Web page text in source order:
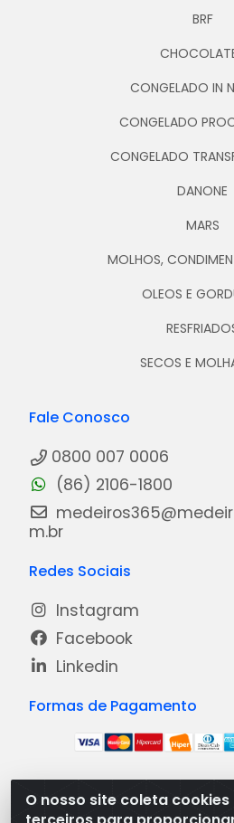
O nosso site coleta
BRF
CONGELADO IN
CONGELADO
CONGELADO
DANONE
MARS
MOLHOS,
OLEOS E
SECOS E
Fale Conosco
0800 007 0006
(86) 2106-1800
m.br
Redes Sociais
Instagram
Facebook
Linkedin
Formas de Pagamento
Medeiros Distribuidora - Rua